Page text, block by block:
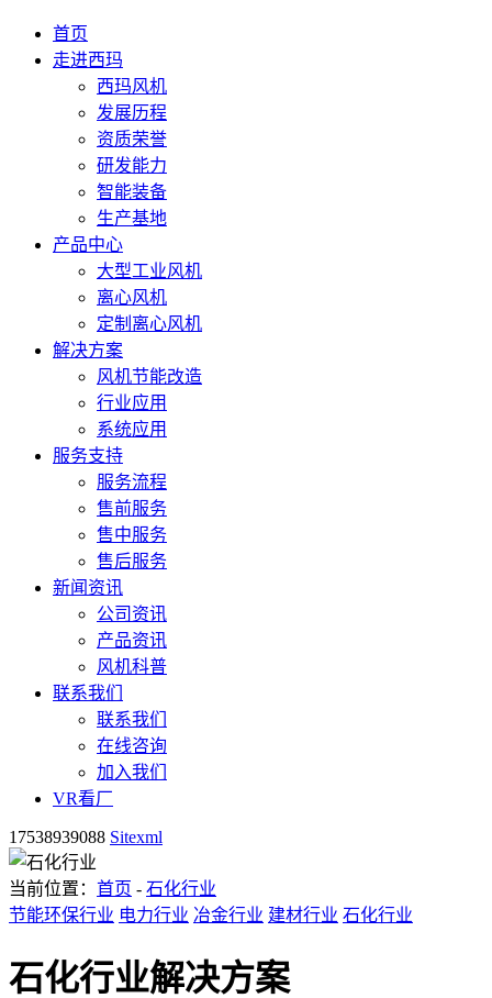
首页
走进西玛
西玛风机
发展历程
资质荣誉
研发能力
智能装备
生产基地
产品中心
大型工业风机
离心风机
定制离心风机
解决方案
风机节能改造
行业应用
系统应用
服务支持
服务流程
售前服务
售中服务
售后服务
新闻资讯
公司资讯
产品资讯
风机科普
联系我们
联系我们
在线咨询
加入我们
VR看厂
17538939088 Sitexml
当前位置： 首页 - 石化行业
节能环保行业 电力行业 冶金行业 建材行业 石化行业
石化行业解决方案